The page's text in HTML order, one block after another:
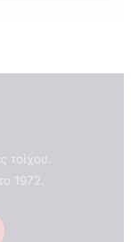
τοίχου.
1972.